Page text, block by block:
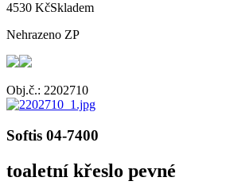
4530 KčSkladem
Nehrazeno ZP
Obj.č.: 2202710
Softis 04-7400
toaletní křeslo pevné